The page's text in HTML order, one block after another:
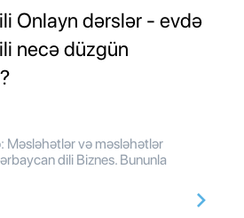
Onlayn dərslər - evdə
necə düzgün
Məsləhətlər və məsləhətlər
dili Biznes. Bununla